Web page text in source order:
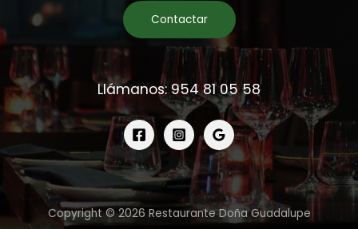
Contactar
Llámanos: 954 81 05 58
Copyright © 2026 Restaurante Doña Guadalupe